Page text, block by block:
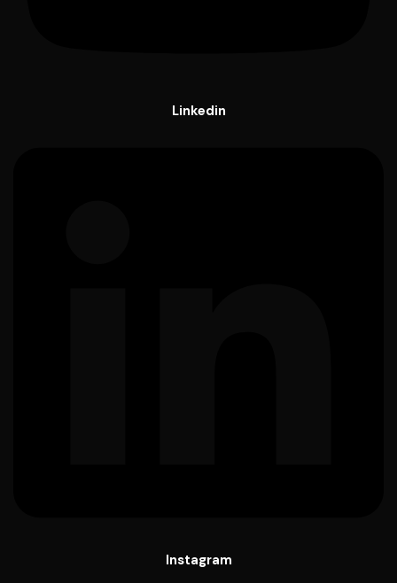
Linkedin
Instagram